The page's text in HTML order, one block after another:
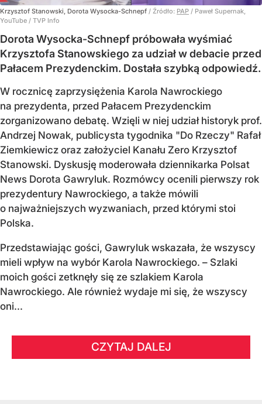
Krzysztof Stanowski, Dorota Wysocka-Schnepf / Źródło: PAP / Paweł Supernak,
YouTube / TVP Info
Dorota Wysocka-Schnepf próbowała wyśmiać
Krzysztofa Stanowskiego za udział w debacie przed
Pałacem Prezydenckim. Dostała szybką odpowiedź.
W rocznicę zaprzysiężenia Karola Nawrockiego
na prezydenta, przed Pałacem Prezydenckim
zorganizowano debatę. Wzięli w niej udział historyk prof.
Andrzej Nowak, publicysta tygodnika "Do Rzeczy" Rafał
Ziemkiewicz oraz założyciel Kanału Zero Krzysztof
Stanowski. Dyskusję moderowała dziennikarka Polsat
News Dorota Gawryluk. Rozmówcy ocenili pierwszy rok
prezydentury Nawrockiego, a także mówili
o najważniejszych wyzwaniach, przed którymi stoi
Polska.
Przedstawiając gości, Gawryluk wskazała, że wszyscy
mieli wpływ na wybór Karola Nawrockiego. – Szlaki
moich gości zetknęły się ze szlakiem Karola
Nawrockiego. Ale również wydaje mi się, że wszyscy
oni...
CZYTAJ DALEJ